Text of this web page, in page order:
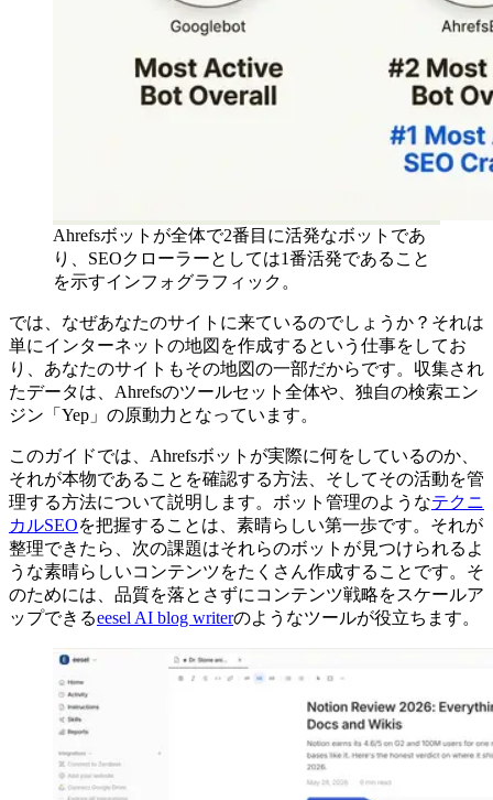
Ahrefsボットが全体で2番目に活発なボットであ
り、SEOクローラーとしては1番活発であること
を示すインフォグラフィック。
では、なぜあなたのサイトに来ているのでしょうか？それは
単にインターネットの地図を作成するという仕事をしてお
り、あなたのサイトもその地図の一部だからです。収集され
たデータは、Ahrefsのツールセット全体や、独自の検索エン
ジン「Yep」の原動力となっています。
このガイドでは、Ahrefsボットが実際に何をしているのか、
それが本物であることを確認する方法、そしてその活動を管
理する方法について説明します。ボット管理のようなテクニ
カルSEOを把握することは、素晴らしい第一歩です。それが
整理できたら、次の課題はそれらのボットが見つけられるよ
うな素晴らしいコンテンツをたくさん作成することです。そ
のためには、品質を落とさずにコンテンツ戦略をスケールア
ップできるeesel AI blog writerのようなツールが役立ちます。